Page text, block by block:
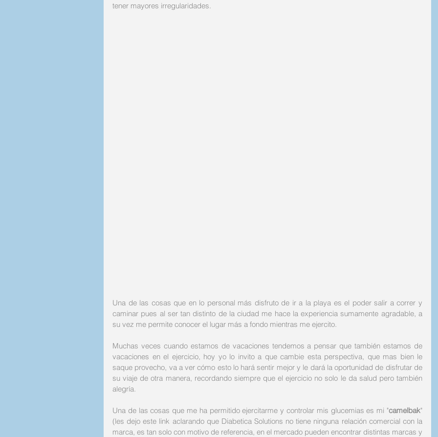
tener mayores irregularidades.
Una de las cosas que en lo personal más disfruto de ir a la playa es el poder salir a correr y
caminar pues al ser tan distinto de la ciudad me hace la experiencia sumamente agradable, a
su vez me permite conocer el lugar más a fondo mientras me ejercito.
Muchas veces cuando estamos de vacaciones tendemos a pensar que también estamos de
vacaciones en el ejercicio, hoy yo lo invito a que cambie esta perspectiva, que mas bien le
saque provecho, va a ver cómo esto lo hará sentir mejor y le dará la oportunidad de disfrutar de
su viaje de otra manera, recordando siempre que el ejercicio no solo le da salud pero también
alegría.
Una de las cosas que me ha permitido ejercitarme y controlar mis glucemias es mi "camelbak"
(les dejo este link aclarando que Diabetica Solutions no tiene ninguna relación comercial con la
marca, es tan solo con motivo de referencia, en el mercado pueden encontrar distintas marcas y